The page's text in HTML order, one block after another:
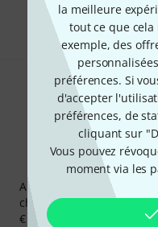
la meilleure
tout ce que
exemple, des
préférences. Si
d'accepter
préférences, de
cliquant sur
Vous pouvez
moment via les
Partager
Abonnez-vous à la
chance, gagnez l'un des
€ chacun!